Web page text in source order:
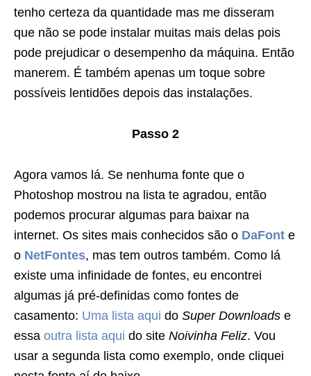
tenho certeza da quantidade mas me disseram
que não se pode instalar muitas mais delas pois
pode prejudicar o desempenho da máquina. Então
manerem. É também apenas um toque sobre
possíveis lentidões depois das instalações.
Passo 2
Agora vamos lá. Se nenhuma fonte que o
Photoshop mostrou na lista te agradou, então
podemos procurar algumas para baixar na
internet. Os sites mais conhecidos são o DaFont e
o NetFontes, mas tem outros também. Como lá
existe uma infinidade de fontes, eu encontrei
algumas já pré-definidas como fontes de
casamento: Uma lista aqui do Super Downloads e
essa outra lista aqui do site Noivinha Feliz. Vou
usar a segunda lista como exemplo, onde cliquei